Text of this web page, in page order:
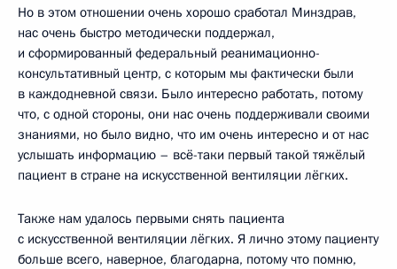
Но в этом отношении очень хорошо сработал Минздрав,
нас очень быстро методически поддержал,
и сформированный федеральный реанимационно-
консультативный центр, с которым мы фактически были
в каждодневной связи. Было интересно работать, потому
что, с одной стороны, они нас очень поддерживали своими
знаниями, но было видно, что им очень интересно и от нас
услышать информацию – всё-таки первый такой тяжёлый
пациент в стране на искусственной вентиляции лёгких.
Также нам удалось первыми снять пациента
с искусственной вентиляции лёгких. Я лично этому пациенту
больше всего, наверное, благодарна, потому что помню,